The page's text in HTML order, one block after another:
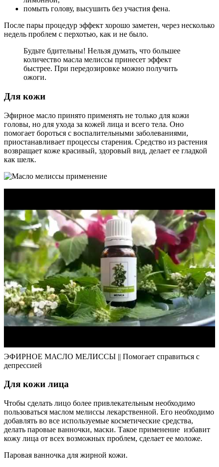
помыть голову, высушить без участия фена.
После пары процедур эффект хорошо заметен, через несколько
недель проблем с перхотью, как и не было.
Будьте бдительны! Нельзя думать, что большее
количество масла мелиссы принесет эффект
быстрее. При передозировке можно получить
ожоги.
Для кожи
Эфирное масло принято применять не только для кожи
головы, но для ухода за кожей лица и всего тела. Оно
помогает бороться с воспалительными заболеваниями,
приостанавливает процессы старения. Средство из растения
возвращает коже красивый, здоровый вид, делает ее гладкой
как шелк.
ЭФИРНОЕ МАСЛО МЕЛИССЫ || Помогает справиться с
депрессией
Для кожи лица
Чтобы сделать лицо более привлекательным необходимо
пользоваться маслом мелиссы лекарственной. Его необходимо
добавлять во все используемые косметические средства,
делать паровые ванночки, маски. Такое применение избавит
кожу лица от всех возможных проблем, сделает ее моложе.
Паровая ванночка для жирной кожи.